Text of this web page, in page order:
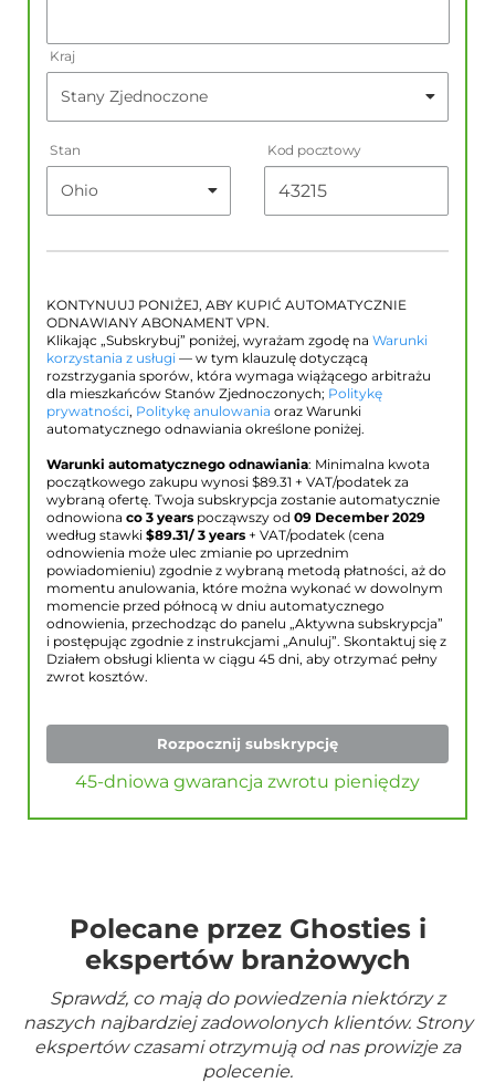
Kraj
Stan Kod pocztowy
KONTYNUUJ PONIŻEJ, ABY KUPIĆ AUTOMATYCZNIE
ODNAWIANY ABONAMENT VPN.
Klikając „Subskrybuj” poniżej, wyrażam zgodę na Warunki
korzystania z usługi — w tym klauzulę dotyczącą
rozstrzygania sporów, która wymaga wiążącego arbitrażu
dla mieszkańców Stanów Zjednoczonych; Politykę
prywatności, Politykę anulowania oraz Warunki
automatycznego odnawiania określone poniżej.
Warunki automatycznego odnawiania: Minimalna kwota
początkowego zakupu wynosi $89.31 + VAT/podatek za
wybraną ofertę. Twoja subskrypcja zostanie automatycznie
odnowiona co 3 years począwszy od 09 December 2029
według stawki $89.31/ 3 years + VAT/podatek (cena
odnowienia może ulec zmianie po uprzednim
powiadomieniu) zgodnie z wybraną metodą płatności, aż do
momentu anulowania, które można wykonać w dowolnym
momencie przed północą w dniu automatycznego
odnowienia, przechodząc do panelu „Aktywna subskrypcja”
i postępując zgodnie z instrukcjami „Anuluj”. Skontaktuj się z
Działem obsługi klienta w ciągu 45 dni, aby otrzymać pełny
zwrot kosztów.
Rozpocznij subskrypcję
45-dniowa gwarancja zwrotu pieniędzy
Polecane przez Ghosties i
ekspertów branżowych
Sprawdź, co mają do powiedzenia niektórzy z
naszych najbardziej zadowolonych klientów. Strony
ekspertów czasami otrzymują od nas prowizje za
polecenie.